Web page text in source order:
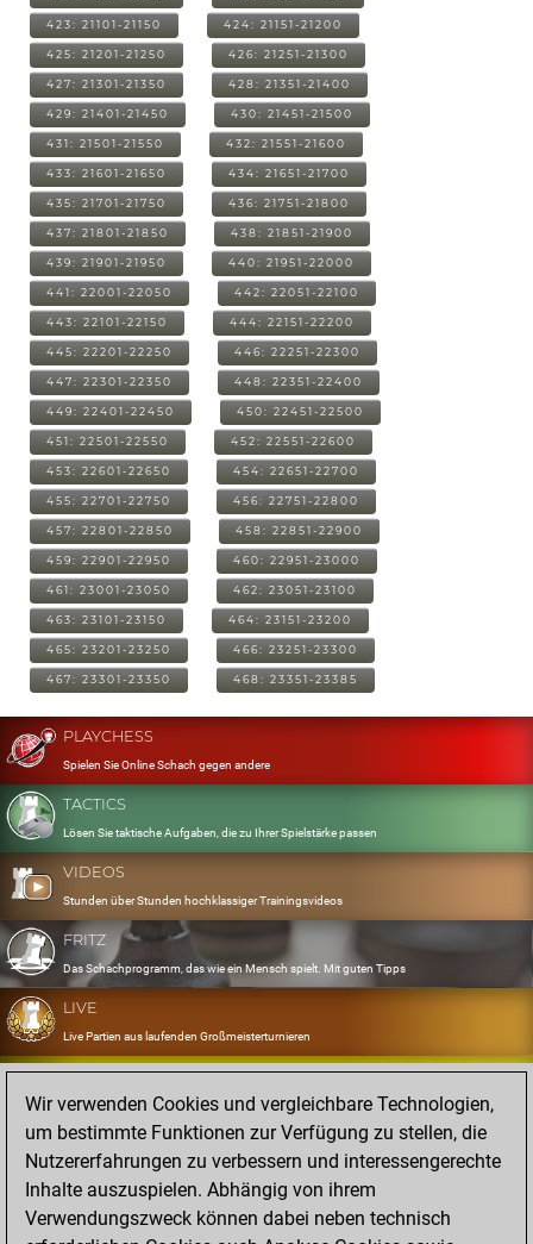
423: 21101-21150 424: 21151-21200
425: 21201-21250 426: 21251-21300
427: 21301-21350 428: 21351-21400
429: 21401-21450 430: 21451-21500
431: 21501-21550 432: 21551-21600
433: 21601-21650 434: 21651-21700
435: 21701-21750 436: 21751-21800
437: 21801-21850 438: 21851-21900
439: 21901-21950 440: 21951-22000
441: 22001-22050 442: 22051-22100
443: 22101-22150 444: 22151-22200
445: 22201-22250 446: 22251-22300
447: 22301-22350 448: 22351-22400
449: 22401-22450 450: 22451-22500
451: 22501-22550 452: 22551-22600
453: 22601-22650 454: 22651-22700
455: 22701-22750 456: 22751-22800
457: 22801-22850 458: 22851-22900
459: 22901-22950 460: 22951-23000
461: 23001-23050 462: 23051-23100
463: 23101-23150 464: 23151-23200
465: 23201-23250 466: 23251-23300
467: 23301-23350 468: 23351-23385
PLAYCHESS
Spielen Sie Online Schach gegen andere
TACTICS
Lösen Sie taktische Aufgaben, die zu Ihrer Spielstärke passen
VIDEOS
Stunden über Stunden hochklassiger Trainingsvideos
FRITZ
Das Schachprogramm, das wie ein Mensch spielt. Mit guten Tipps
LIVE
Live Partien aus laufenden Großmeisterturnieren
OPENINGS
Erfassen und Üben Sie Ihr Eröffnungsrepertoire
DATABASE
Acht Millionen starke Partien
MYGAMES
Speichern und analysieren Sie eigene Partien in der Cloud
Wir verwenden Cookies und vergleichbare Technologien,
um bestimmte Funktionen zur Verfügung zu stellen, die
Nutzererfahrungen zu verbessern und interessengerechte
Inhalte auszuspielen. Abhängig von ihrem
Verwendungszweck können dabei neben technisch